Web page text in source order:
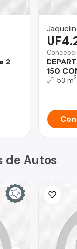
2
150
53 m2
de Autos